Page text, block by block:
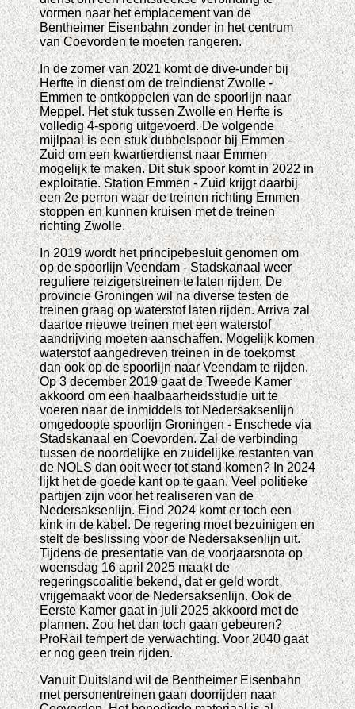
vormen naar het emplacement van de
Bentheimer Eisenbahn zonder in het centrum
van Coevorden te moeten rangeren.
In de zomer van 2021 komt de dive-under bij
Herfte in dienst om de treindienst Zwolle -
Emmen te ontkoppelen van de spoorlijn naar
Meppel. Het stuk tussen Zwolle en Herfte is
volledig 4-sporig uitgevoerd. De volgende
mijlpaal is een stuk dubbelspoor bij Emmen -
Zuid om een kwartierdienst naar Emmen
mogelijk te maken. Dit stuk spoor komt in 2022 in
exploitatie. Station Emmen - Zuid krijgt daarbij
een 2e perron waar de treinen richting Emmen
stoppen en kunnen kruisen met de treinen
richting Zwolle.
In 2019 wordt het principebesluit genomen om
op de spoorlijn Veendam - Stadskanaal weer
reguliere reizigerstreinen te laten rijden. De
provincie Groningen wil na diverse testen de
treinen graag op waterstof laten rijden. Arriva zal
daartoe nieuwe treinen met een waterstof
aandrijving moeten aanschaffen. Mogelijk komen
waterstof aangedreven treinen in de toekomst
dan ook op de spoorlijn naar Veendam te rijden.
Op 3 december 2019 gaat de Tweede Kamer
akkoord om een haalbaarheidsstudie uit te
voeren naar de inmiddels tot Nedersaksenlijn
omgedoopte spoorlijn Groningen - Enschede via
Stadskanaal en Coevorden. Zal de verbinding
tussen de noordelijke en zuidelijke restanten van
de NOLS dan ooit weer tot stand komen? In 2024
lijkt het de goede kant op te gaan. Veel politieke
partijen zijn voor het realiseren van de
Nedersaksenlijn. Eind 2024 komt er toch een
kink in de kabel. De regering moet bezuinigen en
stelt de beslissing voor de Nedersaksenlijn uit.
Tijdens de presentatie van de voorjaarsnota op
woensdag 16 april 2025 maakt de
regeringscoalitie bekend, dat er geld wordt
vrijgemaakt voor de Nedersaksenlijn. Ook de
Eerste Kamer gaat in juli 2025 akkoord met de
plannen. Zou het dan toch gaan gebeuren?
ProRail tempert de verwachting. Voor 2040 gaat
er nog geen trein rijden.
Vanuit Duitsland wil de Bentheimer Eisenbahn
met personentreinen gaan doorrijden naar